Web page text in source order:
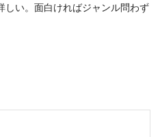
い。面白ければジャンル問わず